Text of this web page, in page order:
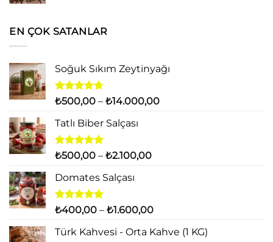
EN ÇOK SATANLAR
Soğuk Sıkım Zeytinyağı
5
üzerinden
4.71oy
aldı
₺500,00 – ₺14.000,00Fiyat
Tatlı Biber Salçası
5 üzerinden
oy
aldı
₺500,00 – ₺2.100,00Fiyat
₺2.100,00
Domates Salçası
5 üzerinden
oy
aldı
₺400,00 – ₺1.600,00Fiyat
₺400,00
Türk Kahvesi - Orta Kahve (1 KG)